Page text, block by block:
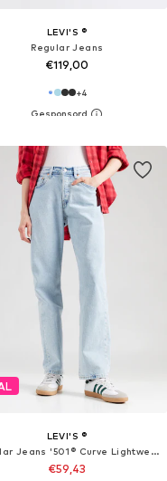
LEVI'S ®
Regular Jeans
€119,00
+4
LEVI'S ®
Regular Jeans '501® Curve Lightweight Jeans'
€59,43